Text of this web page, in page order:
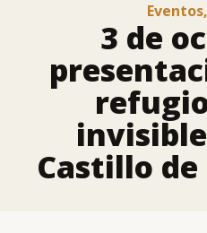
INSTAGRAM
RUTAS MISTERIO
LIBROS
ALBERTO
Eventos,
3 de
Castillo